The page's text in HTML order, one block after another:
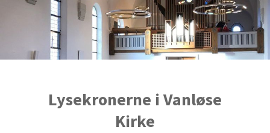
Lysekronerne i Vanløse
Kirke